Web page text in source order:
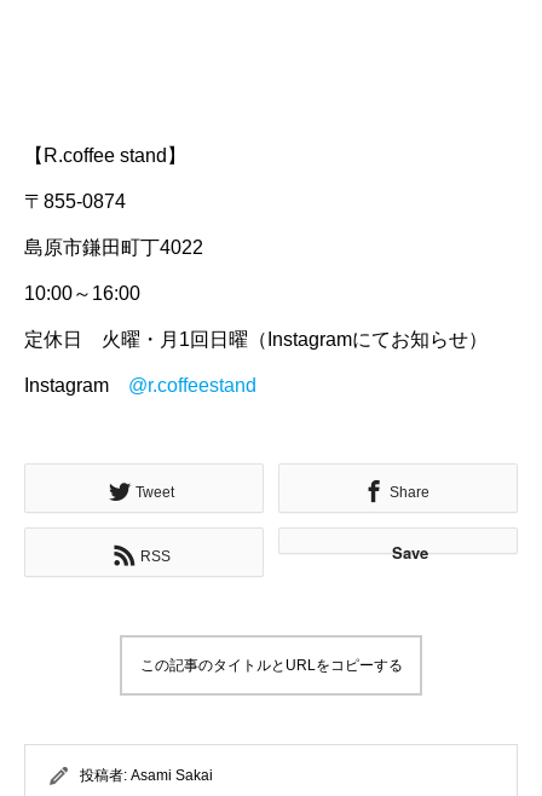
【R.coffee stand】
〒855-0874
島原市鎌田町丁4022
10:00～16:00
定休日 火曜・月1回日曜（Instagramにてお知らせ）
Instagram @r.coffeestand
Tweet Share
RSS Save
この記事のタイトルとURLをコピーする
投稿者: Asami Sakai